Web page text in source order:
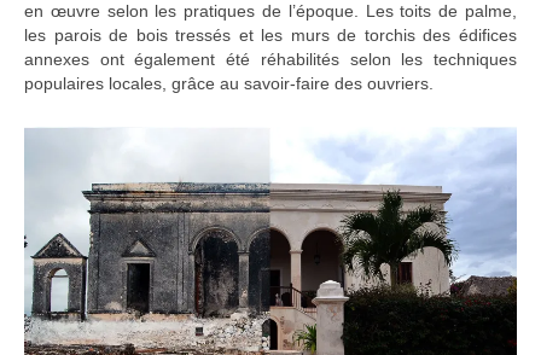
en œuvre selon les pratiques de l’époque. Les toits de palme,
les parois de bois tressés et les murs de torchis des édifices
annexes ont également été réhabilités selon les techniques
populaires locales, grâce au savoir-faire des ouvriers.